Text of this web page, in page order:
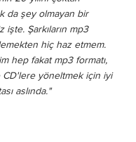
da şey olmayan bir
işte. Şarkıların mp3
hiç haz etmem.
hep fakat mp3 formatı,
CD'lere yöneltmek için iyi
aslında."